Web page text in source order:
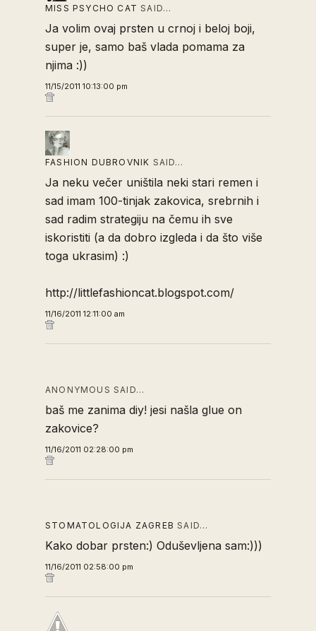
MISS PSYCHO CAT SAID…
Ja volim ovaj prsten u crnoj i beloj boji,
super je, samo baš vlada pomama za
njima :))
11/15/2011 10:13:00 pm
FASHION DUBROVNIK SAID…
Ja neku večer uništila neki stari remen i
sad imam 100-tinjak zakovica, srebrnih i
sad radim strategiju na čemu ih sve
iskoristiti (a da dobro izgleda i da što više
toga ukrasim) :)
http://littlefashioncat.blogspot.com/
11/16/2011 12:11:00 am
ANONYMOUS SAID…
baš me zanima diy! jesi našla glue on
zakovice?
11/16/2011 02:28:00 pm
STOMATOLOGIJA ZAGREB SAID…
Kako dobar prsten:) Oduševljena sam:)))
11/16/2011 02:58:00 pm